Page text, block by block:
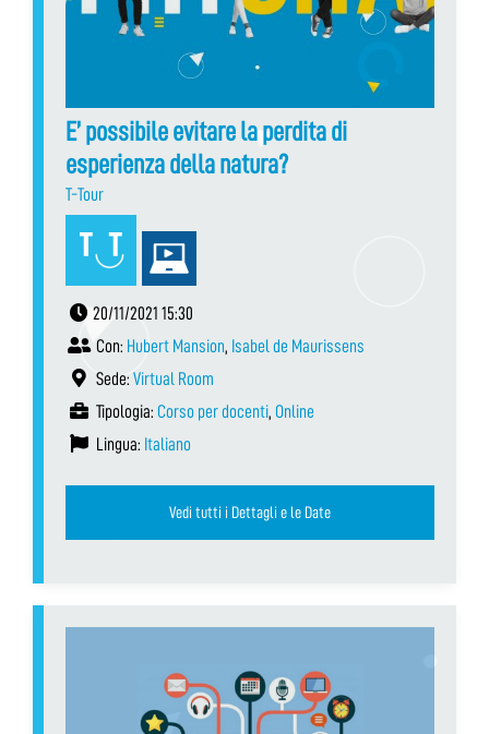
E’ possibile evitare la perdita di
esperienza della natura?
T-Tour
20/11/2021 15:30
Con: Hubert Mansion, Isabel de Maurissens
Sede: Virtual Room
Tipologia: Corso per docenti, Online
Lingua: Italiano
Vedi tutti i Dettagli e le Date